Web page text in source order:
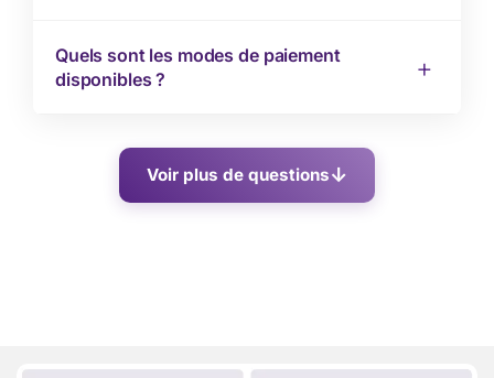
Quels sont les modes de paiement
disponibles ?
Voir plus de questions